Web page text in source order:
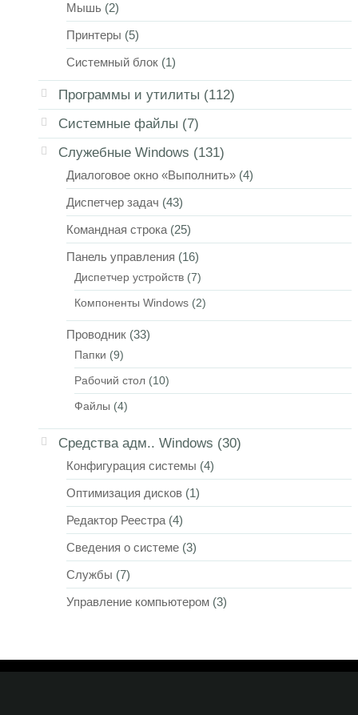
Мышь (2)
Принтеры (5)
Системный блок (1)
Программы и утилиты (112)
Системные файлы (7)
Служебные Windows (131)
Диалоговое окно «Выполнить» (4)
Диспетчер задач (43)
Командная строка (25)
Панель управления (16)
Диспетчер устройств (7)
Компоненты Windows (2)
Проводник (33)
Папки (9)
Рабочий стол (10)
Файлы (4)
Средства адм.. Windows (30)
Конфигурация системы (4)
Оптимизация дисков (1)
Редактор Реестра (4)
Сведения о системе (3)
Службы (7)
Управление компьютером (3)